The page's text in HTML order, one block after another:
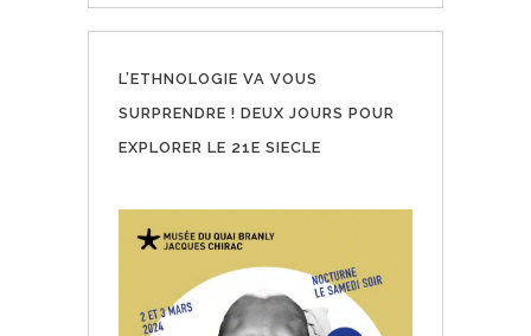
L’ETHNOLOGIE VA VOUS
SURPRENDRE ! DEUX JOURS POUR
EXPLORER LE 21E SIECLE